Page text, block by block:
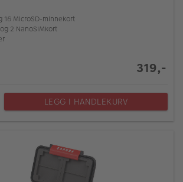
16 MicroSD-minnekort
2 NanoSIMkort
319,-
LEGG I HANDLEKURV